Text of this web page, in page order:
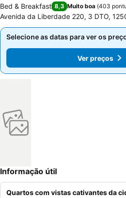
Bed & Breakfast 8,3 Muito boa (403
Avenida da Liberdade 220, 3 DTO,
Selecione as datas para ver os
Ver preços
Selecione as datas para ver os
Ver preços
Informação útil
Quartos com vistas cativantes da